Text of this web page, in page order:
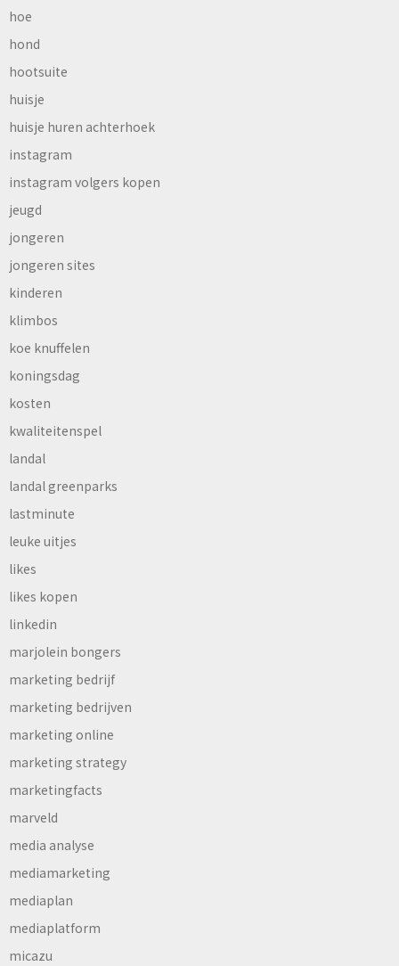
hoe
hond
hootsuite
huisje
huisje huren achterhoek
instagram
instagram volgers kopen
jeugd
jongeren
jongeren sites
kinderen
klimbos
koe knuffelen
koningsdag
kosten
kwaliteitenspel
landal
landal greenparks
lastminute
leuke uitjes
likes
likes kopen
linkedin
marjolein bongers
marketing bedrijf
marketing bedrijven
marketing online
marketing strategy
marketingfacts
marveld
media analyse
mediamarketing
mediaplan
mediaplatform
micazu